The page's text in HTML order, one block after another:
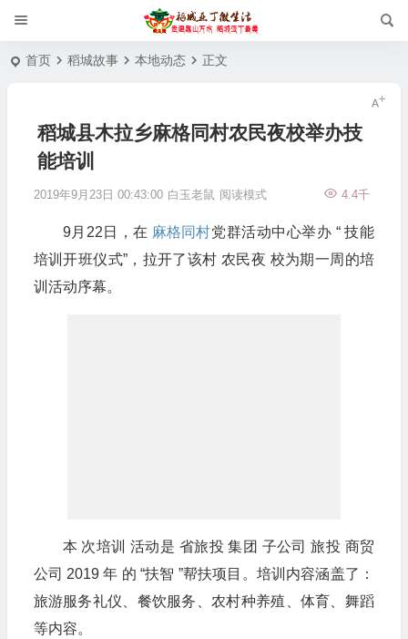
首页 稻城故事 本地动态 正文
稻城县木拉乡麻格同村农民夜校举办技
能培训
2019年9月23日 00:43:00 白玉老鼠 4.4千
阅读模式
9月22日，在 麻格同村党群活动中心举办 “ 技能
培训开班仪式”，拉开了该村 农民夜 校为期一周的培
训活动序幕。
本 次培训 活动是 省旅投 集团 子公司 旅投 商贸
公司 2019 年 的 “扶智 ”帮扶项目。培训内容涵盖了：
旅游服务礼仪、餐饮服务、农村种养殖、体育、舞蹈
等内容。